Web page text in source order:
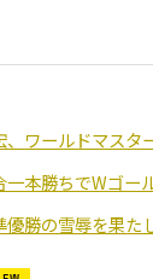
、ワールドマス
一本勝ちでWゴー
優勝の雪辱を果た